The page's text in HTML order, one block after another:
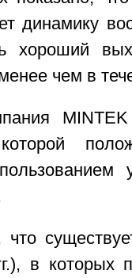
динамику
хороший
чем в
что
в которых